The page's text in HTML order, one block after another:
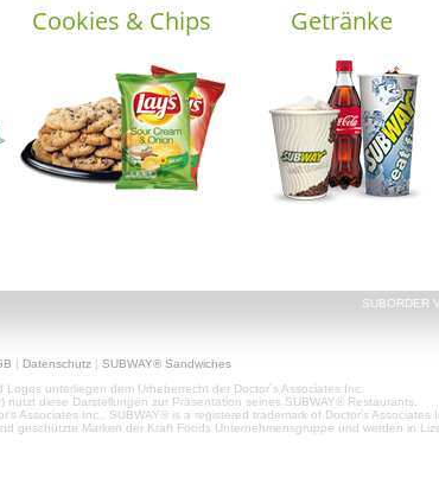
Cookies & Chips Getränke
SUBORDER
| Datenschutz| SUBWAY® Sandwiches
unterliegen dem Urheberrecht der Doctor´s Associates Inc.
nutzt diese Darstellungen zur Präsentation seines SUBWAY® Restaurants.
Associates Inc., SUBWAY® is a registered trademark of Doctor's Associates
geschützte Marken der Kraft Foods Unternehmensgruppe und werden in